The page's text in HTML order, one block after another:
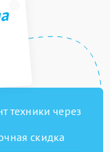
техники через
скидка